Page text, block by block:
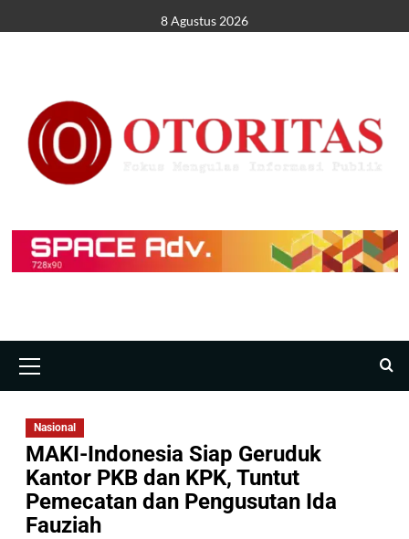
8 Agustus 2026
Nasional
MAKI-Indonesia Siap Geruduk
Kantor PKB dan KPK, Tuntut
Pemecatan dan Pengusutan Ida
Fauziah